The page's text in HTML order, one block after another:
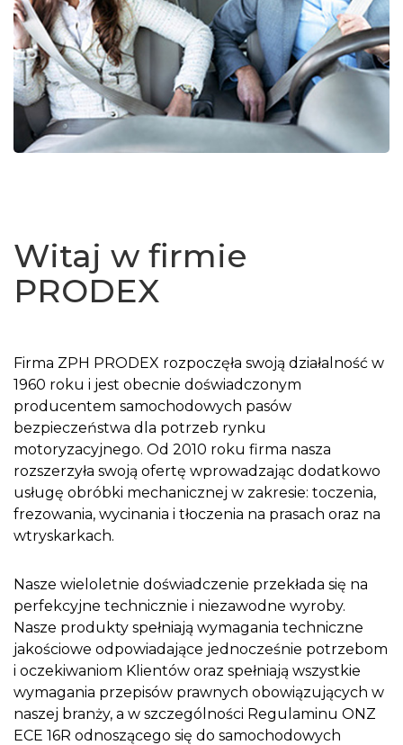
Witaj w firmie
PRODEX
Firma ZPH PRODEX rozpoczęła swoją działalność w
1960 roku i jest obecnie doświadczonym
producentem samochodowych pasów
bezpieczeństwa dla potrzeb rynku
motoryzacyjnego. Od 2010 roku firma nasza
rozszerzyła swoją ofertę wprowadzając dodatkowo
usługę obróbki mechanicznej w zakresie: toczenia,
frezowania, wycinania i tłoczenia na prasach oraz na
wtryskarkach.
Nasze wieloletnie doświadczenie przekłada się na
perfekcyjne technicznie i niezawodne wyroby.
Nasze produkty spełniają wymagania techniczne
jakościowe odpowiadające jednocześnie potrzebom
i oczekiwaniom Klientów oraz spełniają wszystkie
wymagania przepisów prawnych obowiązujących w
naszej branży, a w szczególności Regulaminu ONZ
ECE 16R odnoszącego się do samochodowych